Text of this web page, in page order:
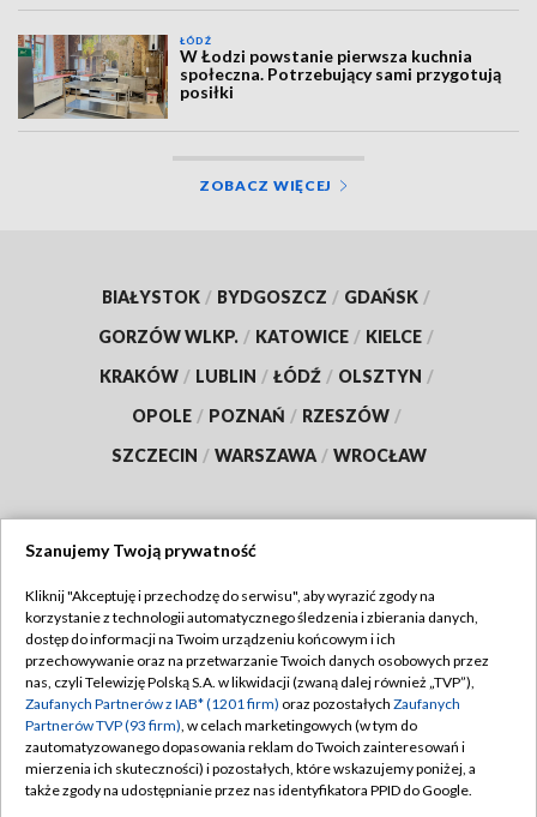
ŁÓDŹ
W Łodzi powstanie pierwsza kuchnia
społeczna. Potrzebujący sami przygotują
posiłki
ZOBACZ WIĘCEJ
BIAŁYSTOK / BYDGOSZCZ / GDAŃSK /
GORZÓW WLKP. / KATOWICE / KIELCE /
KRAKÓW / LUBLIN / ŁÓDŹ / OLSZTYN /
OPOLE / POZNAŃ / RZESZÓW /
SZCZECIN / WARSZAWA / WROCŁAW
TVP
Abonament TVP
Emisja w TVP
Centrum informacji TVP
Naziemna Telewizja Cyfrowa
Regulamin TVP
Polityka prywatności
Moje zgody
Pomoc
Szanujemy Twoją prywatność
Kliknij "Akceptuję i przechodzę do serwisu", aby wyrazić zgody na
korzystanie z technologii automatycznego śledzenia i zbierania danych,
dostęp do informacji na Twoim urządzeniu końcowym i ich
przechowywanie oraz na przetwarzanie Twoich danych osobowych przez
nas, czyli Telewizję Polską S.A. w likwidacji (zwaną dalej również „TVP”),
Zaufanych Partnerów z IAB* (1201 firm) oraz pozostałych Zaufanych
Partnerów TVP (93 firm), w celach marketingowych (w tym do
zautomatyzowanego dopasowania reklam do Twoich zainteresowań i
mierzenia ich skuteczności) i pozostałych, które wskazujemy poniżej, a
także zgody na udostępnianie przez nas identyfikatora PPID do Google.